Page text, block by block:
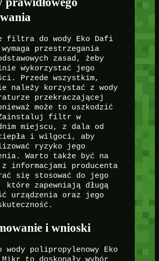
filtra do wody Eko Dafi
przestrzegania
zasad, żeby
wykorzystać jego
Przede wszystkim,
należy korzystać z wody
przekraczającej
może to uszkodzić
filtr w
miejscu, z dala od
i wilgoci, aby
ryzyko jego
Warto także być na
z informacjami producenta
się stosować do jego
które zapewniają długą
urządzenia oraz jego
i wnioski
polipropylenowy Eko
to doskonały wybór